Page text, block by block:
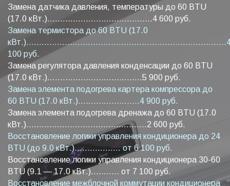
Замена датчика давления, температуры до 60 BTU
(17.0 кВт.).........................................4 600 руб.
Замена термистора до 60 BTU (17.0
100 руб.
Замена регулятора давления конденсации до 60 BTU
(17.0 кВт.).....................................5 900 руб.
Замена элемента подогрева картера компрессора до
60 BTU (17.0 кВт.)........................4 900 руб.
Замена элемента подогрева дренажа до 60 BTU (17.0
кВт.)...............................................2 600 руб.
Восстановление логики управления кондиционера до 24
BTU (до 9.0 кВт.).................. от 6 100 руб.
Восстановление логики управления кондиционера 30-60
BTU (9.1 — 17.0 кВт.)........... от 7 100 руб.
Восстановление межблочной коммутации кондиционера